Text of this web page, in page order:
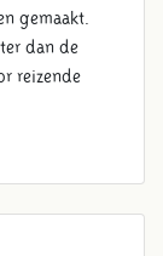
gemaakt.
dan de
reizende